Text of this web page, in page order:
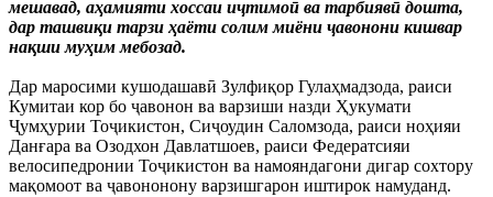
мешавад, аҳамияти хоссаи иҷтимоӣ ва тарбиявӣ дошта,
дар ташвиқи тарзи ҳаёти солим миёни ҷавонони кишвар
нақши муҳим мебозад.
Дар маросими кушодашавӣ Зулфиқор Гулаҳмадзода, раиси
Кумитаи кор бо ҷавонон ва варзиши назди Ҳукумати
Ҷумҳурии Тоҷикистон, Сиҷоудин Саломзода, раиси ноҳияи
Данғара ва Озодхон Давлатшоев, раиси Федератсияи
велосипедронии Тоҷикистон ва намояндагони дигар сохтору
мақомоот ва ҷавононону варзишгарон иштирок намуданд.